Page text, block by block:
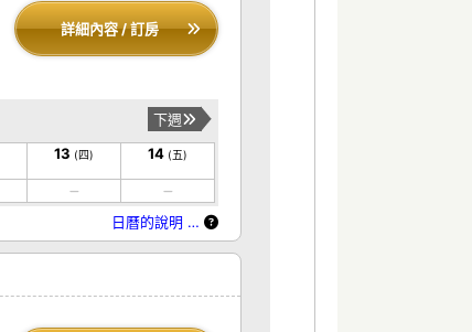
詳細內容 / 訂房
下週
13 (四) 14 (五)
日曆的說明 …